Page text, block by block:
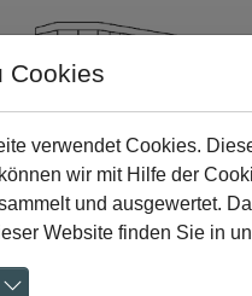
Cookies
verwendet Cookies.
wir mit Hilfe der
und ausgewertet.
Website finden Sie in